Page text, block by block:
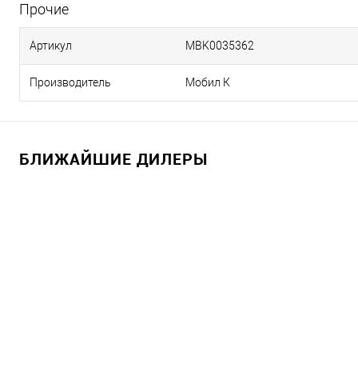
Прочие
Артикул MBK0035362
Производитель Мобил К
БЛИЖАЙШИЕ ДИЛЕРЫ